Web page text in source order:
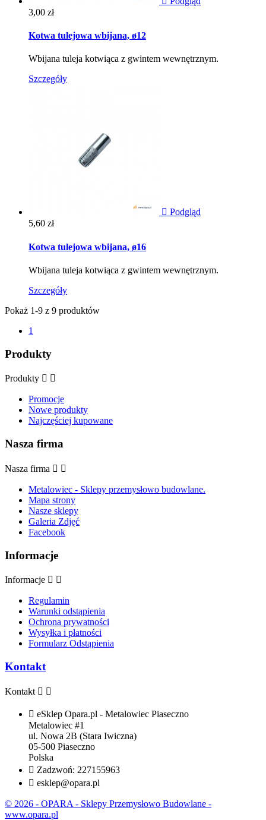
Cena
3,00 zł
Kotwa tulejowa wbijana, ø12
Wbijana tuleja kotwiąca z gwintem wewnętrznym.
Szczegóły
 Podgląd
Cena
5,60 zł
Kotwa tulejowa wbijana, ø16
Wbijana tuleja kotwiąca z gwintem wewnętrznym.
Szczegóły
Pokaż 1-9 z 9 produktów
1
Produkty
Produkty  
Promocje
Nowe produkty
Najczęściej kupowane
Nasza firma
Nasza firma  
Metalowiec - Sklepy przemysłowo budowlane.
Mapa strony
Nasze sklepy
Galeria Zdjęć
Facebook
Informacje
Informacje  
Regulamin
Warunki odstąpienia
Ochrona prywatności
Wysyłka i płatności
Formularz Odstąpienia
Kontakt
Kontakt  
 eSklep Opara.pl - Metalowiec Piaseczno
Metalowiec #1
ul. Nowa 2B (Stara Iwiczna)
05-500 Piaseczno
Polska
 Zadzwoń: 227155963
 esklep@opara.pl
© 2026 - OPARA - Sklepy Przemysłowo Budowlane -
www.opara.pl